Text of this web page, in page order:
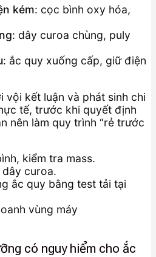
kém: cọc bình oxy hóa,
: dây curoa chùng, puly
: ắc quy xuống cấp, giữ điện
vội kết luận và phát sinh chi
tế, trước khi quyết định
nên làm quy trình “rẻ trước
kiểm tra mass.
curoa.
ắc quy bằng test tải tại
vùng máy
có nguy hiểm cho ắc